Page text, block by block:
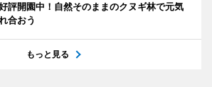
評開園中！自然そのままのクヌギ林で元気
合おう
もっと見る